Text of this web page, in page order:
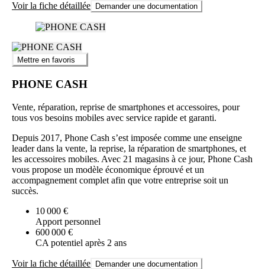
Voir la fiche détaillée Demander une documentation
Mettre en favoris
PHONE CASH
Vente, réparation, reprise de smartphones et accessoires, pour
tous vos besoins mobiles avec service rapide et garanti.
Depuis 2017, Phone Cash s’est imposée comme une enseigne
leader dans la vente, la reprise, la réparation de smartphones, et
les accessoires mobiles. Avec 21 magasins à ce jour, Phone Cash
vous propose un modèle économique éprouvé et un
accompagnement complet afin que votre entreprise soit un
succès.
10 000 €
Apport personnel
600 000 €
CA potentiel après 2 ans
Voir la fiche détaillée Demander une documentation